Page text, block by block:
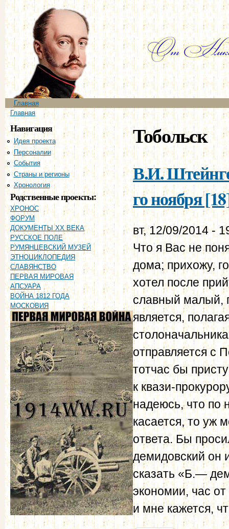
Главное меню
Главная
Вы здесь
Главная
Навигация
Идея проекта
Персоналии
События
Страны и регионы
Хронология
Родственные проекты:
ХРОНОС
ФОРУМ
ДОКУМЕНТЫ XX ВЕКА
РУССКОЕ ПОЛЕ
РУМЯНЦЕВСКИЙ МУЗЕЙ
ЭТНОЦИКЛОПЕДИЯ
СЛАВЯНСТВО
ПЕРВАЯ МИРОВАЯ
АПСУАРА
ВОЙНА 1812 ГОДА
МОСКОВИЯ
Тобольск
В.И.
го ноября
вт, 12/09/2014 -
Что я Вас не
дома; прихожу,
хотел после
славный малый,
является,
отправляется с
тотчас бы
к квази-
надеюсь, что по
касается, то уж
ответа. Бы
демидовский он
сказать «Б.—
экономии, час
и мне кажется,